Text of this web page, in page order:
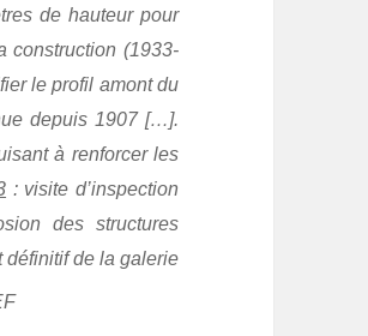
de hauteur pour
construction (1933-
le profil amont du
depuis 1907 […].
à renforcer les
: visite d’inspection
des structures
de la galerie